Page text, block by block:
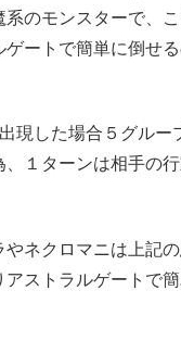
系のモンスターで、
ゲートで簡単に倒せ
現した場合５グルー
１ターンは相手の
やネクロマニは上記
ストラルゲートで